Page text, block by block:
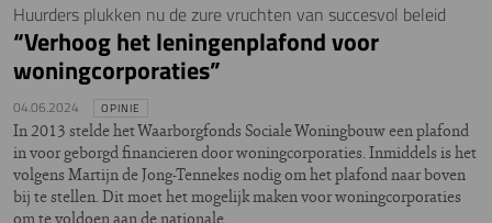
Huurders plukken nu de zure vruchten van succesvol beleid
“Verhoog het leningenplafond voor
woningcorporaties”
04.06.2024 OPINIE
In 2013 stelde het Waarborgfonds Sociale Woningbouw een plafond
in voor geborgd financieren door woningcorporaties. Inmiddels is het
volgens Martijn de Jong-Tennekes nodig om het plafond naar boven
bij te stellen. Dit moet het mogelijk maken voor woningcorporaties
om te voldoen aan de nationale…